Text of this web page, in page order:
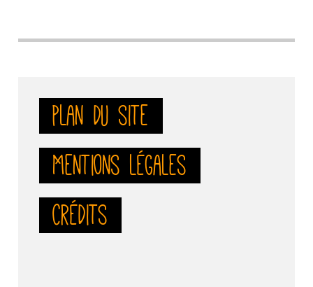
Plan du site
Mentions légales
Crédits